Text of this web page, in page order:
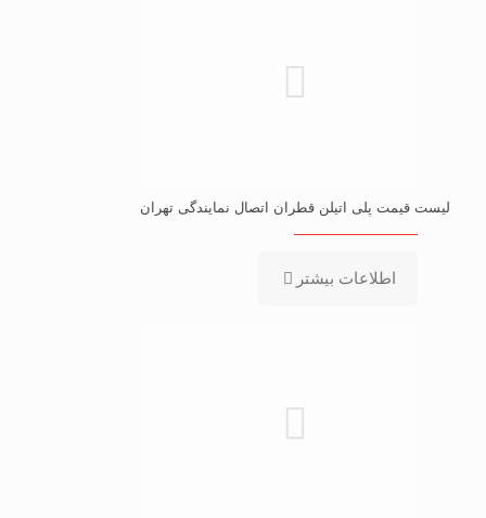
لیست قیمت پلی اتیلن قطران اتصال نمایندگی تهران
اطلاعات بیشتر